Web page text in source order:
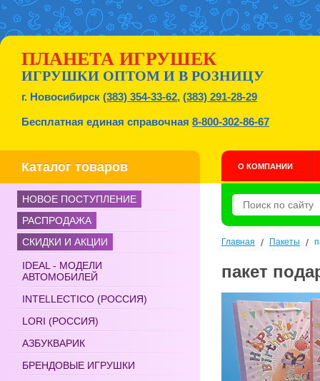
ПЛАНЕТА ИГРУШЕК
ИГРУШКИ ОПТОМ И В РОЗНИЦУ
г. Новосибирск (383) 354-33-62, (383) 291-28-29
Бесплатная единая справочная 8-800-302-86-67
Каталог товаров О КОМПАНИИ
НОВОЕ ПОСТУПЛЕНИЕ
РАСПРОДАЖА
СКИДКИ И АКЦИИ
IDEAL - МОДЕЛИ
АВТОМОБИЛЕЙ
INTELLECTICO (РОССИЯ)
LORI (РОССИЯ)
АЗБУКВАРИК
БРЕНДОВЫЕ ИГРУШКИ
Главная / Пакеты /
пакет